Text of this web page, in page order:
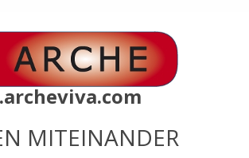
MITEINANDER